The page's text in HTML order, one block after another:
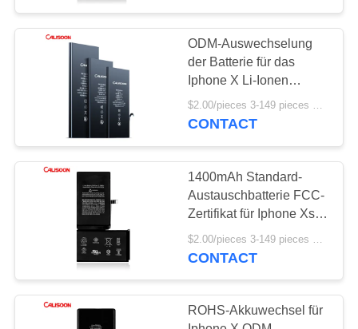
Ersatz der Batterie
für Iphone X
25
Ersatzbatterien für
Iphone 6
26
ODM-Auswechselung
der Batterie für das
Iphone X Li-Ionen
wiederaufladbare CE-
Zertifikat
$2.00/pieces 3-149 pieces MOQ:3 Stücke
CONTACT
1400mAh Standard-
Austauschbatterie FCC-
Zertifikat für Iphone Xs
Max
CONTACT
ROHS-Akkuwechsel für